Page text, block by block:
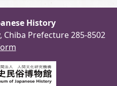
History
Chiba Prefecture 285-8502